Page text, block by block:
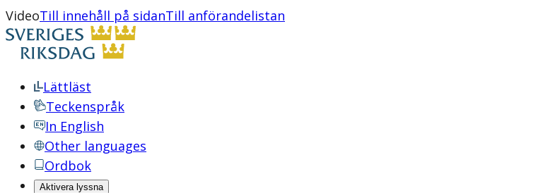
VideoTill innehåll på sidanTill anförandelistan
Lättläst
Teckenspråk
In English
Other languages
Ordbok
Aktivera lyssna